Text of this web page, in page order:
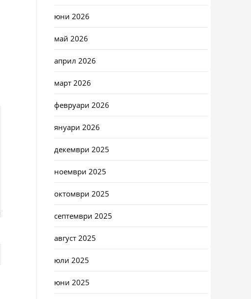
юни 2026
май 2026
април 2026
март 2026
февруари 2026
януари 2026
декември 2025
ноември 2025
октомври 2025
септември 2025
август 2025
юли 2025
юни 2025